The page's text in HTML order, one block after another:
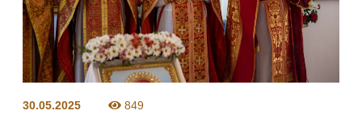
30.05.2025 849